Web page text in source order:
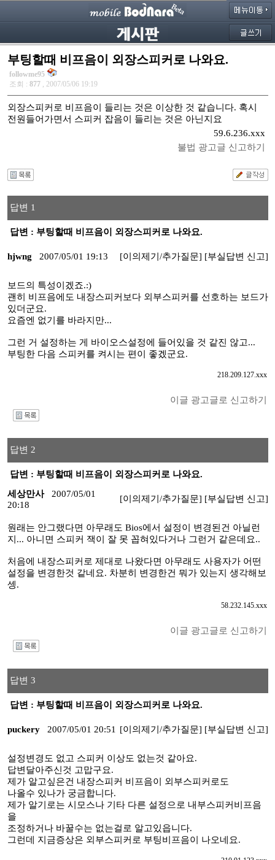
부팅할때 비프음이 외장스피커로 나와요.
followme95
조회 : 877 , 2007/05/06 19:19
외장스피커로 비프음이 들리는 것은 이상한 것 같습니다. 혹시
전원들어가면서 스피커 잡음이 들리는 것은 아닌지요
59.6.236.xxx
불법 광고글 신고하기
답변 1
답변 : 부팅할때 비프음이 외장스피커로 나와요.
hjwng 2007/05/01 19:13 [이의제기/추가질문] [부실답변 신고]
보드의 특성이겠죠.:)
괜히 비프음에도 내장스피커보다 외부스피커를 선호하는 보드가
있더군요.
요즘엔 없기를 바라지만...
그런 거 설정하는 게 바이오스설정에 들어있을 것 같진 않고...
부팅한 다음 스피커를 켜시는 편이 좋겠군요.
218.209.127.xxx
이글 광고글로 신고하기
답변 2
답변 : 부팅할때 비프음이 외장스피커로 나와요.
세상만사
2007/05/01
20:18
[이의제기/추가질문] [부실답변 신고]
원래는 안그랬다면 아무래도 Bios에서 설정이 변경된건 아닐런
지... 아니면 스피커 잭이 잘 못 꼽혀있다거나 그런거 같은데요..
처음에 내장스피커로 제대로 나왔다면 아무래도 사용자가 어떤
설정을 변경한것 같네요. 차분히 변경한건 뭐가 있는지 생각해보
셍.
58.232.145.xxx
이글 광고글로 신고하기
답변 3
답변 : 부팅할때 비프음이 외장스피커로 나와요.
puckery 2007/05/01 20:51 [이의제기/추가질문] [부실답변 신고]
설정변경도 없고 스피커 이상도 없는것 같아요.
답변달아주신것 고맙구요.
제가 알고싶은건 내장스피커 비프음이 외부스피커로도
나올수 있나가 궁금합니다.
제가 알기로는 시모스나 기타 다른 설정으로 내부스피커비프음
을
조정하거나 바꿀수는 없는걸로 알고있읍니다.
그런데 지금증상은 외부스피커로 부팅비프음이 나오네요.